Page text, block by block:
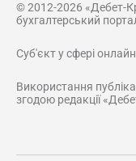
© 2012-2026 «Дебет-
бухгалтерський
Суб'єкт у сфері
Використання
згодою редакції